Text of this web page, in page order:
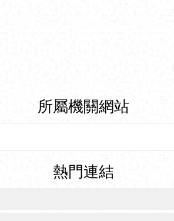
所屬機關網站
熱門連結